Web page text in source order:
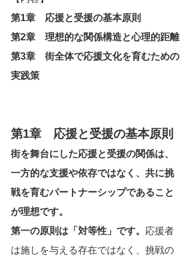
第1章　応援と受援の基本原則
第2章　理想的な関係構造と心理的距離
第3章　街全体で応援文化を育むための
実践策
第1章　応援と受援の基本原則
街を舞台にした応援と受援の関係は、
一方的な支援や依存ではなく、共に挑
戦を育むパートナーシップであること
が理想です。
第一の原則は「対等性」です。 応援者
は施しを与える存在ではなく、挑戦の